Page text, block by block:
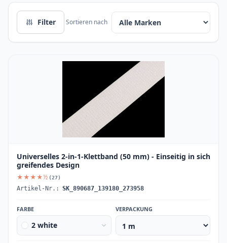
Filter Sortieren nach
Universelles 2-in-1-Klettband (50 mm) - Einseitig in sich
greifendes Design
★★★★½ (27)
Artikel-Nr.: SK_890687_139180_273958
FARBE
2 white
VERPACKUNG